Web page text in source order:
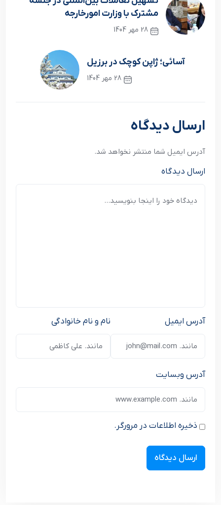
مشترک با وزارت امورخارجه
28 مهر 1404
آسائی؛ ژاپن کوچک در برزیل
28 مهر 1404
ارسال دیدگاه
آدرس ایمیل شما منتشر نخواهد شد.
ارسال دیدگاه
نام و نام خانوادگی آدرس ایمیل
آدرس وبسایت
ذخیره اطلاعات در مرورگر.